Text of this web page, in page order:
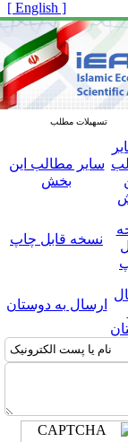
[ English ]
تسهیلات مطلب
سایر مطالب این
بخش
نسخه قابل چاپ
ارسال به دوستان